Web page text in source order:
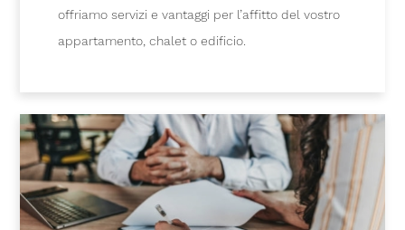
offriamo servizi e vantaggi per l’affitto del vostro
appartamento, chalet o edificio.